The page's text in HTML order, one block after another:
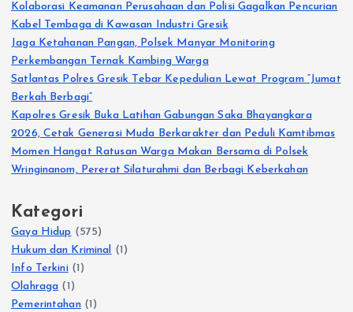
Kolaborasi Keamanan Perusahaan dan Polisi Gagalkan Pencurian
Kabel Tembaga di Kawasan Industri Gresik
Jaga Ketahanan Pangan, Polsek Manyar Monitoring
Perkembangan Ternak Kambing Warga
Satlantas Polres Gresik Tebar Kepedulian Lewat Program “Jumat
Berkah Berbagi”
Kapolres Gresik Buka Latihan Gabungan Saka Bhayangkara
2026, Cetak Generasi Muda Berkarakter dan Peduli Kamtibmas
Momen Hangat Ratusan Warga Makan Bersama di Polsek
Wringinanom, Pererat Silaturahmi dan Berbagi Keberkahan
Kategori
Gaya Hidup (575)
Hukum dan Kriminal (1)
Info Terkini(1)
Olahraga (1)
Pemerintahan(1)